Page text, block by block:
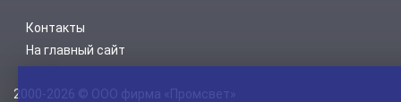
Контакты
На главный сайт
2000-2026 © ООО фирма «Промсвет»